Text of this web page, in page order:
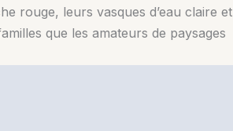
rouge, leurs vasques d’eau claire et
que les amateurs de paysages